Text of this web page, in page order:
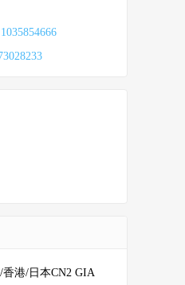
1035854666
香港/日本CN2 GIA